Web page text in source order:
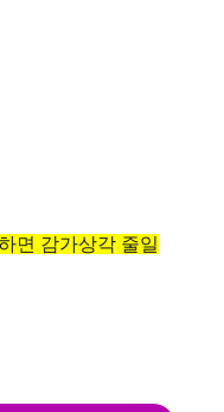
면 감가상각 줄일